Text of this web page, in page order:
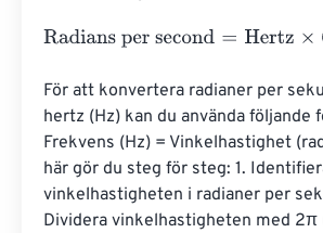
Radians per second=Hertz×
För att konvertera radianer per
hertz (Hz) kan du använda följande
Frekvens (Hz) = Vinkelhastighet
här gör du steg för steg: 1.
vinkelhastigheten i radianer per
Dividera vinkelhastigheten med 2π